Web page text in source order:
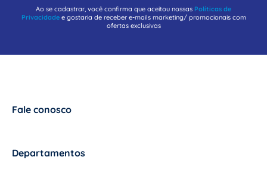
Ao se cadastrar, você confirma que aceitou nossas Políticas de
Privacidadee gostaria de receber e-mails marketing/ promocionais com
ofertas exclusivas
Fale conosco
Departamentos